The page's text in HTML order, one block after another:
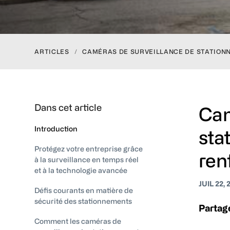
ARTICLES / CAMÉRAS DE SURVEILLANCE DE
Dans cet article
Introduction
Protégez votre entreprise grâce
à la surveillance en temps réel
et à la technologie avancée
Défis courants en matière de
sécurité des stationnements
Comment les caméras de
JUIL 22,